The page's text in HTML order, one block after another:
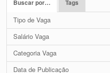
Buscar por… Tags
Tipo de Vaga
Salário Vaga
Categoria Vaga
Data de Publicação